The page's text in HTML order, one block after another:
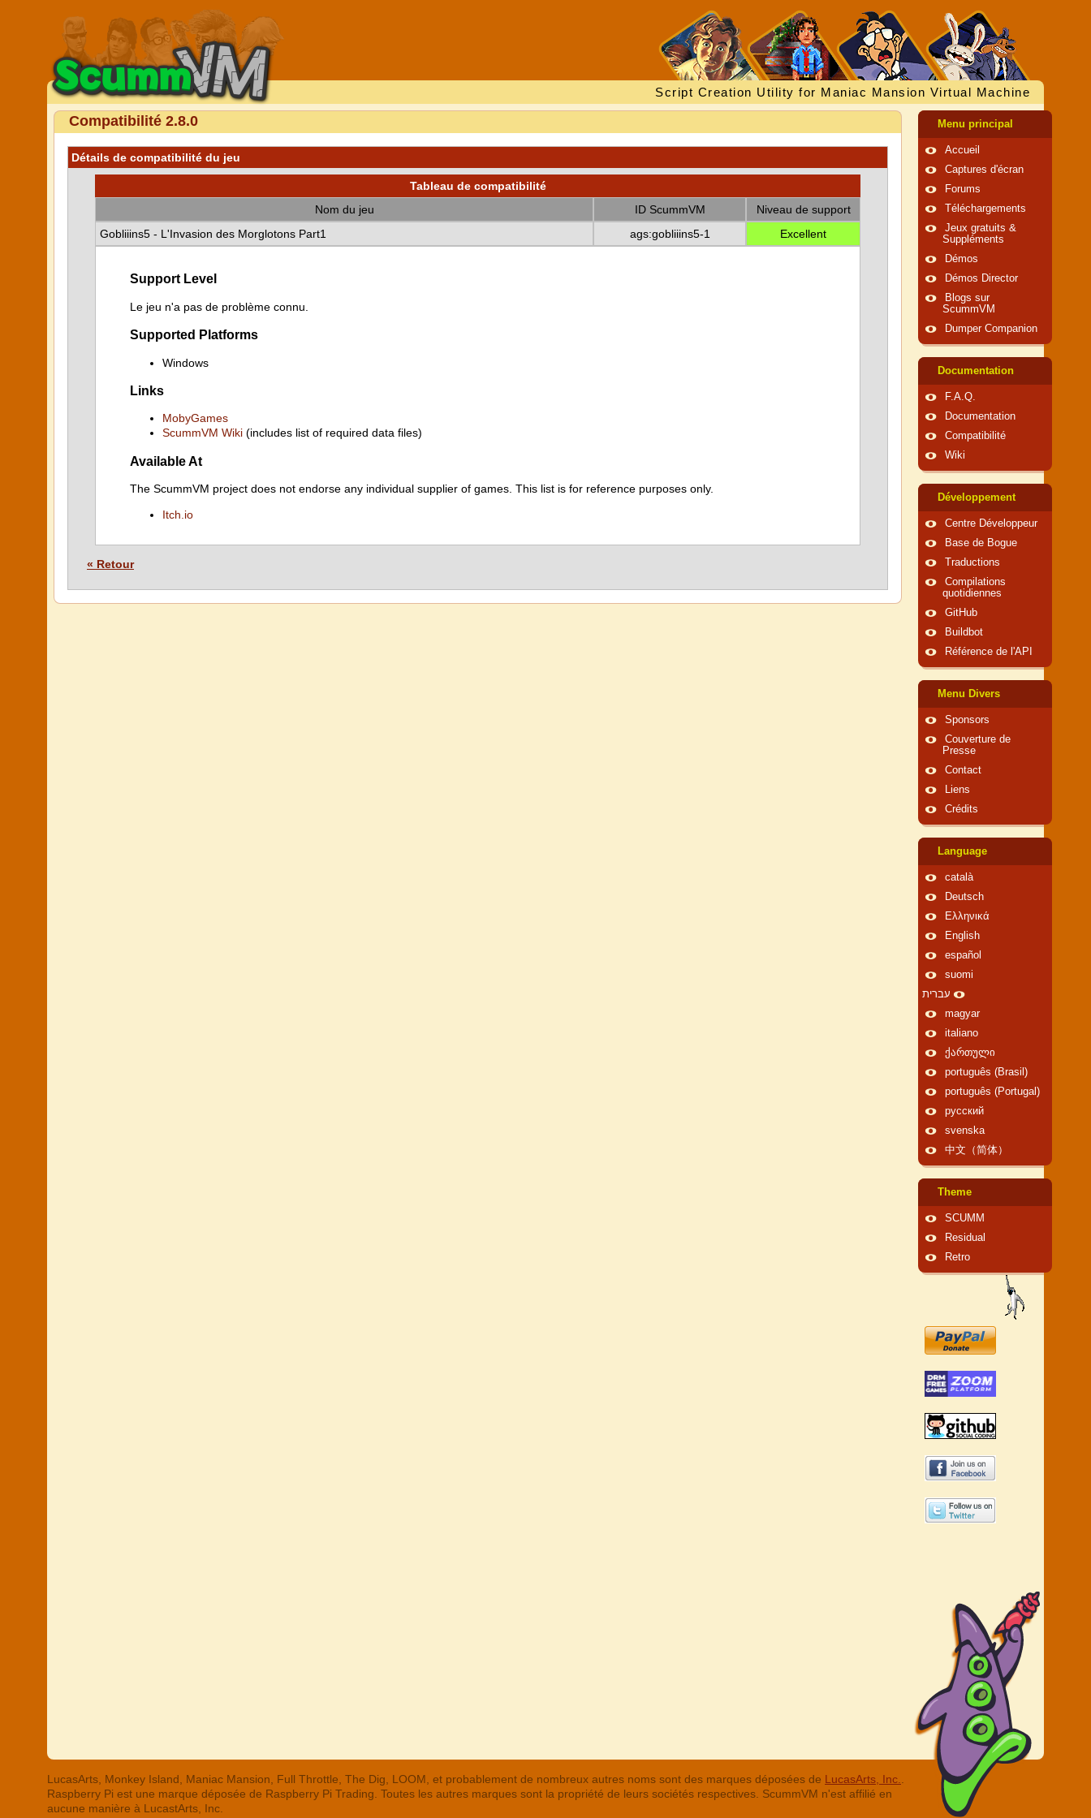
Script Creation Utility for Maniac Mansion Virtual Machine
Compatibilité 2.8.0
Détails de compatibilité du jeu
Tableau de compatibilité
Nom du jeu
ID ScummVM
Niveau de support
Gobliiins5 - L'Invasion des Morglotons Part1
ags:gobliiins5-1 Excellent
Support Level
Le jeu n'a pas de problème connu.
Supported Platforms
Windows
Links
MobyGames
ScummVM Wiki (includes list of required data files)
Available At
The ScummVM project does not endorse any individual supplier of games. This list is for reference purposes only.
Itch.io
« Retour
Menu principal
Accueil
Captures d'écran
Forums
Téléchargements
Jeux gratuits &
Suppléments
Démos
Démos Director
Blogs sur
ScummVM
Dumper Companion
Documentation
F.A.Q.
Documentation
Compatibilité
Wiki
Développement
Centre Développeur
Base de Bogue
Traductions
Compilations
quotidiennes
GitHub
Buildbot
Référence de l'API
Menu Divers
Sponsors
Couverture de
Presse
Contact
Liens
Crédits
Language
català
Deutsch
Ελληνικά
English
español
suomi
עברית
magyar
italiano
ქართული
português (Brasil)
português (Portugal)
русский
svenska
中文（简体）
Theme
SCUMM
Residual
Retro
LucasArts, Monkey Island, Maniac Mansion, Full Throttle, The Dig, LOOM, et probablement de nombreux autres noms sont des marques déposées de LucasArts, Inc.
Raspberry Pi est une marque déposée de Raspberry Pi Trading. Toutes les autres marques sont la propriété de leurs sociétés respectives. ScummVM n'est affilié en
aucune manière à LucastArts, Inc.